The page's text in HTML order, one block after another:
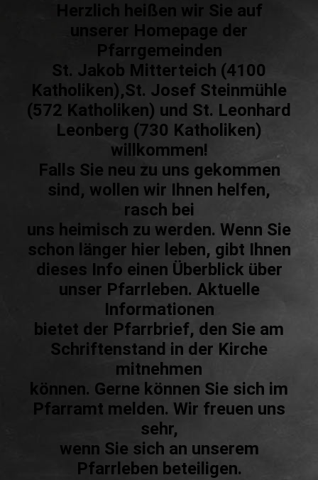
Herzlich heißen wir Sie auf
unserer Homepage der
Pfarrgemeinden
St. Jakob Mitterteich (4100
Katholiken),St. Josef Steinmühle
(572 Katholiken) und St. Leonhard
Leonberg (730 Katholiken)
willkommen!
Falls Sie neu zu uns gekommen
sind, wollen wir Ihnen helfen,
rasch bei
uns heimisch zu werden. Wenn Sie
schon länger hier leben, gibt Ihnen
dieses Info einen Überblick über
unser Pfarrleben. Aktuelle
Informationen
bietet der Pfarrbrief, den Sie am
Schriftenstand in der Kirche
mitnehmen
können. Gerne können Sie sich im
Pfarramt melden. Wir freuen uns
sehr,
wenn Sie sich an unserem
Pfarrleben beteiligen.